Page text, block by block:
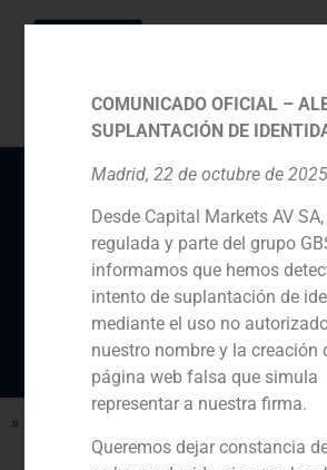
EFE entrevista
Bilbao, socio
Finance
» elaborado por sus analistas
COMUNICADO OFICIAL –
SUPLANTACIÓN DE
Madrid, 22 de octubre de 2025
Desde Capital Markets AV
regulada y parte del grupo
informamos que hemos
intento de suplantación de
mediante el uso no
nuestro nombre y la creación
página web falsa que simula
representar a nuestra firma.
Queremos dejar constancia